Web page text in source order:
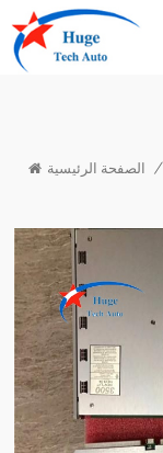
الصفحة الرئيسية /